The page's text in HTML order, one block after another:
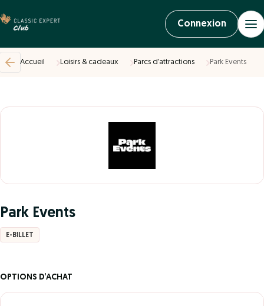
Connexion
Accueil Loisirs & cadeaux Parcs d’attractions Park Events
Park Events
E-BILLET
OPTIONS D’ACHAT